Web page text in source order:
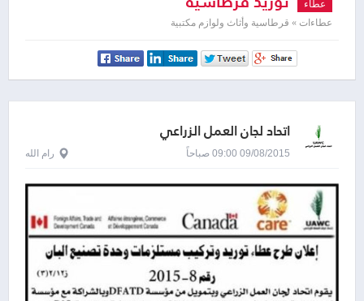
عطاء
عطاءات » قرطاسية وأثاث ولوازم مكتبية
اتحاد لجان العمل الزراعي
09/08/2015 09:00 صباحاً رام الله